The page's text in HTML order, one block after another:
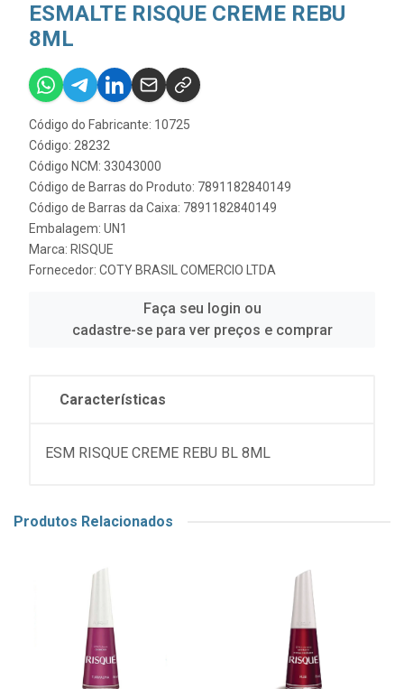
ESMALTE RISQUE CREME REBU
8ML
Código do Fabricante: 10725
Código: 28232
Código NCM: 33043000
Código de Barras do Produto: 7891182840149
Código de Barras da Caixa: 7891182840149
Embalagem: UN1
Marca: RISQUE
Fornecedor: COTY BRASIL COMERCIO LTDA
Faça seu login ou
cadastre-se para ver preços e comprar
Características
ESM RISQUE CREME REBU BL 8ML
Produtos Relacionados